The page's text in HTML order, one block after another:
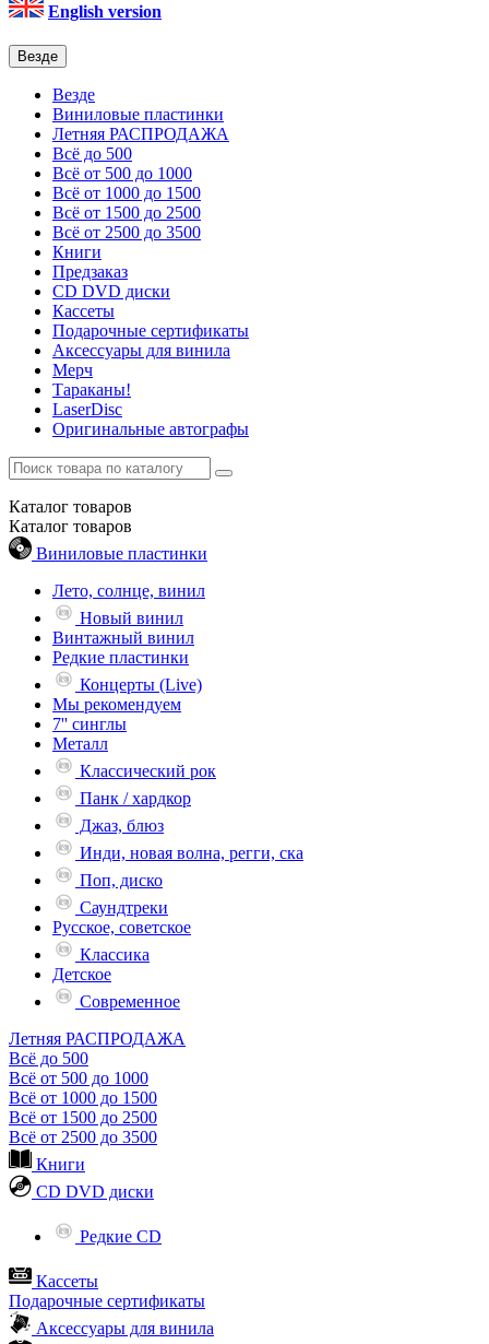
English version
Везде
Везде
Виниловые пластинки
Летняя РАСПРОДАЖА
Всё до 500
Всё от 500 до 1000
Всё от 1000 до 1500
Всё от 1500 до 2500
Всё от 2500 до 3500
Книги
Предзаказ
CD DVD диски
Кассеты
Подарочные сертификаты
Аксессуары для винила
Мерч
Тараканы!
LaserDisc
Оригинальные автографы
Каталог товаров
Каталог товаров
Виниловые пластинки
Лето, солнце, винил
Новый винил
Винтажный винил
Редкие пластинки
Концерты (Live)
Мы рекомендуем
7'' синглы
Металл
Классический рок
Панк / хардкор
Джаз, блюз
Инди, новая волна, регги, ска
Поп, диско
Саундтреки
Русское, советское
Классика
Детское
Современное
Летняя РАСПРОДАЖА
Всё до 500
Всё от 500 до 1000
Всё от 1000 до 1500
Всё от 1500 до 2500
Всё от 2500 до 3500
Книги
CD DVD диски
Редкие CD
Кассеты
Подарочные сертификаты
Аксессуары для винила